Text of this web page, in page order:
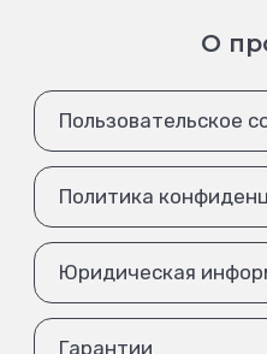
О
Пользовательское
Политика
Юридическая
Гарантии